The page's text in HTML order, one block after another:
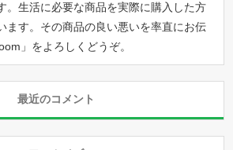
。生活に必要な商品を実際に購入した方
ます。その商品の良い悪いを率直にお伝
」をよろしくどうぞ。
最近のコメント